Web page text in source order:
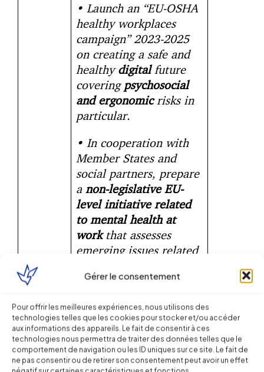
Gérer le consentement
Pour offrir les meilleures expériences, nous utilisons des
technologies telles que les cookies pour stocker et/ou accéder
aux informations des appareils. Le fait de consentir à ces
technologies nous permettra de traiter des données telles que le
comportement de navigation ou les ID uniques sur ce site. Le fait de
ne pas consentir ou de retirer son consentement peut avoir un effet
• Launch an “EU-OSHA
healthy workplaces
campaign” 2023-2025
on creating a safe and
healthydigitalfuture
coveringpsychosocial
and ergonomicrisks in
particular.
• In cooperation with
Member States and
social partners, prepare
a non-legislative EU-
level initiative related
to mental health at
work that assesses
emerging issues related
health and puts forward
before the end of 2022.
• Develop the analytical
basis47,e-tools and